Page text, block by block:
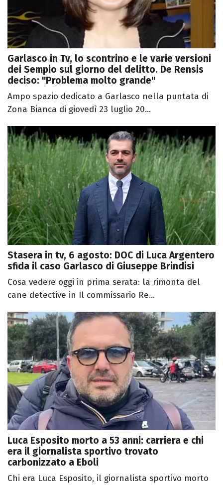
Garlasco in Tv, lo scontrino e le varie versioni
dei Sempio sul giorno del delitto. De Rensis
deciso: "Problema molto grande"
Ampo spazio dedicato a Garlasco nella puntata di
Zona Bianca di giovedì 23 luglio 20...
Stasera in tv, 6 agosto: DOC di Luca Argentero
sfida il caso Garlasco di Giuseppe Brindisi
Cosa vedere oggi in prima serata: la rimonta del
cane detective in Il commissario Re...
Luca Esposito morto a 53 anni: carriera e chi
era il giornalista sportivo trovato
carbonizzato a Eboli
Chi era Luca Esposito, il giornalista sportivo morto